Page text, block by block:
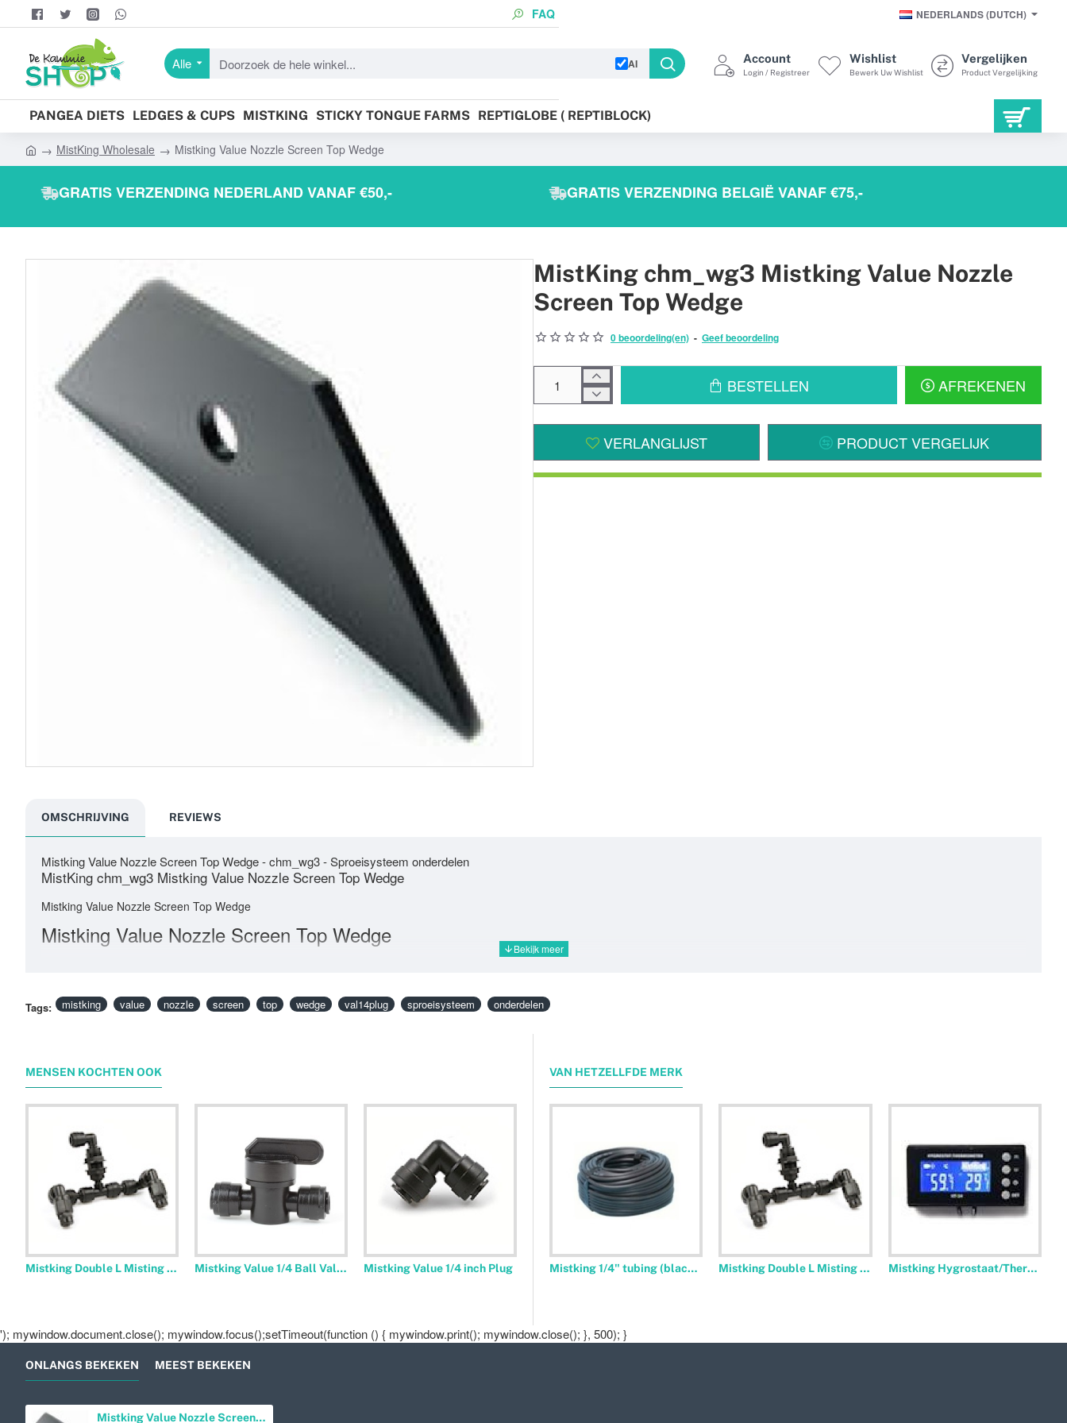
FAQ NEDERLANDS (DUTCH)
Alle
Doorzoek
hele
winkel...
AI Account
Login / Registreer
Wishlist
Bewerk Uw Wishlist
Vergelijken
Product Vergelijking
PANGEA DIETS LEDGES & CUPS MISTKING STICKY TONGUE FARMS REPTIGLOBE ( REPTIBLOCK)
h
MistKing Wholesale Mistking Value Nozzle Screen Top Wedge
GRATIS VERZENDING NEDERLAND VANAF €50,- GRATIS VERZENDING BELGIË VANAF €75,-
MistKing chm_wg3 Mistking Value Nozzle
Screen Top Wedge
0 beoordeling(en) - Geef beoordeling
BESTELLEN AFREKENEN
VERLANGLIJST PRODUCT VERGELIJK
OMSCHRIJVING REVIEWS
Mistking Value Nozzle Screen Top Wedge - chm_wg3 - Sproeisysteem onderdelen
MistKing chm_wg3 Mistking Value Nozzle Screen Top Wedge
Mistking Value Nozzle Screen Top Wedge
Mistking Value Nozzle Screen Top Wedge
Tags: mistking value nozzle screen top wedge val14plug sproeisysteem onderdelen
MENSEN KOCHTEN OOK
Mistking Double L Misting Assembly Nozzle Mistking Value 1/4 Ball Valve Mistking Value 1/4 inch Plug Mistking Value T Double Misting Assembly Mistking Value 1/4 inch Bulkhead with O-Ring Mistking Tubing Clips 10pcs
VAN HETZELLFDE MERK
Mistking 1/4" tubing (black) 100m Mistking Double L Misting Assembly Nozzle Mistking Hygrostaat/Thermometer
'); mywindow.document.close(); mywindow.focus();setTimeout(function () { mywindow.print(); mywindow.close(); }, 500); }
ONLANGS BEKEKEN MEEST BEKEKEN
Mistking Value Nozzle Screen Top Wedge